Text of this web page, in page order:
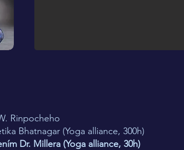
Rinpocheho
Bhatnagar (Yoga alliance, 300h)
Dr. Millera (Yoga alliance, 30h)